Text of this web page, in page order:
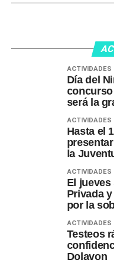
ACTIVIDADES
Día del
será la
ACTIVIDADES
Hasta el
la
ACTIVIDADES
El jueves
Privada
por la
ACTIVIDADES
Testeos
Dolavon